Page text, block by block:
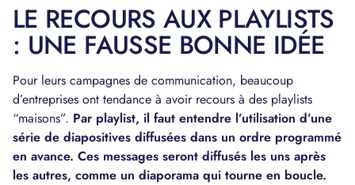
LE RECOURS AUX PLAYLISTS
: UNE FAUSSE BONNE IDÉE
Pour leurs campagnes de communication, beaucoup
d’entreprises ont tendance à avoir recours à des playlists
“maisons”. Par playlist, il faut entendre l’utilisation d’une
série de diapositives diffusées dans un ordre programmé
en avance. Ces messages seront diffusés les uns après
les autres, comme un diaporama qui tourne en boucle.